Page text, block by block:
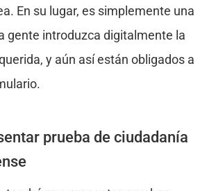
En su lugar, es simplemente una
gente introduzca digitalmente la
y aún así están obligados a
prueba de ciudadanía